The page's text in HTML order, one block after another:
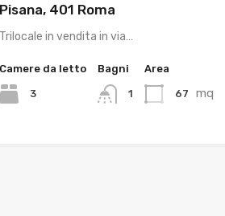
Pisana, 401 Roma
Trilocale in vendita in via…
Camere da letto
3
Bagni
1
Area
67 mq